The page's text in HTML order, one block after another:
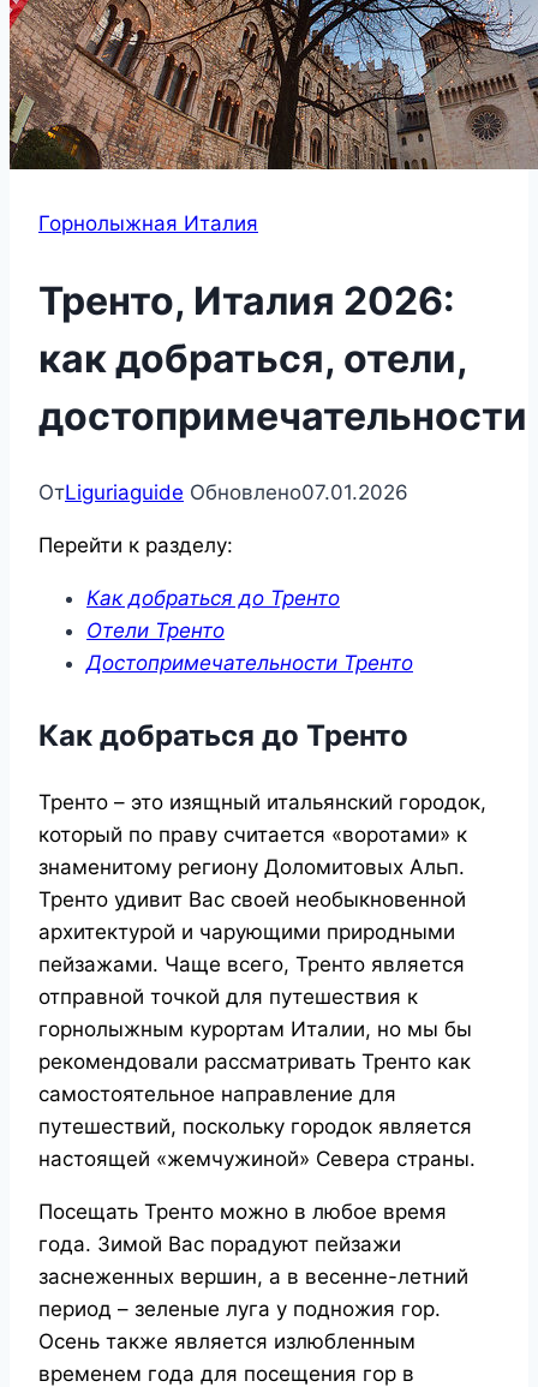
Горнолыжная Италия
Тренто, Италия 2026:
как добраться, отели,
достопримечательности
ОтLiguriaguide Обновлено07.01.2026
Перейти к разделу:
Как добраться до Тренто
Отели Тренто
Достопримечательности Тренто
Как добраться до Тренто
Тренто – это изящный итальянский городок,
который по праву считается «воротами» к
знаменитому региону Доломитовых Альп.
Тренто удивит Вас своей необыкновенной
архитектурой и чарующими природными
пейзажами. Чаще всего, Тренто является
отправной точкой для путешествия к
горнолыжным курортам Италии, но мы бы
рекомендовали рассматривать Тренто как
самостоятельное направление для
путешествий, поскольку городок является
настоящей «жемчужиной» Севера страны.
Посещать Тренто можно в любое время
года. Зимой Вас порадуют пейзажи
заснеженных вершин, а в весенне-летний
период – зеленые луга у подножия гор.
Осень также является излюбленным
временем года для посещения гор в